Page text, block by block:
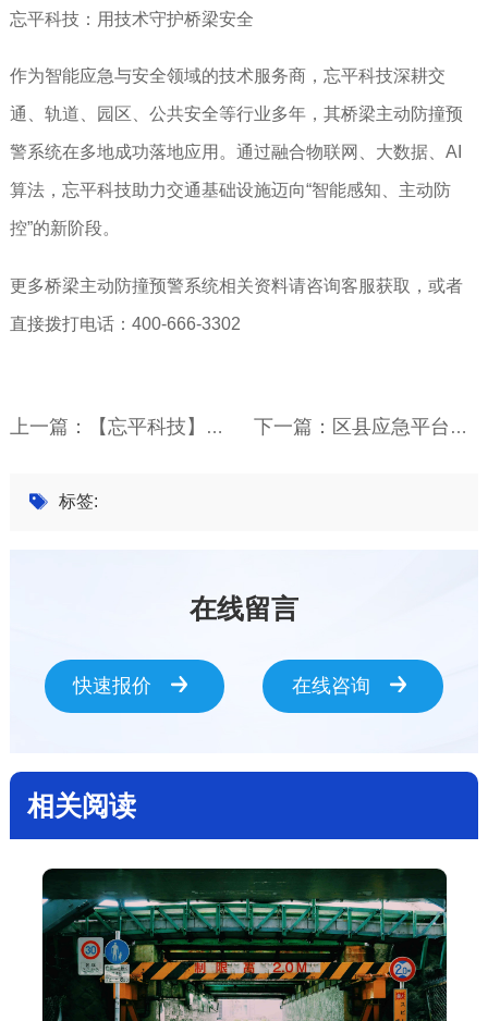
忘平科技：用技术守护桥梁安全
作为智能应急与安全领域的技术服务商，忘平科技深耕交
通、轨道、园区、公共安全等行业多年，其桥梁主动防撞预
警系统在多地成功落地应用。通过融合物联网、大数据、AI
算法，忘平科技助力交通基础设施迈向“智能感知、主动防
控”的新阶段。
更多桥梁主动防撞预警系统相关资料请咨询客服获取，或者
直接拨打电话：400-666-3302
上一篇：【忘平科技】首批！国铁南昌局鹰潭工务段入选铁路限高架防碰撞预警系统建设试点站段! 下一篇：区县应急平台：建立高效智能的基层应急管理系统_忘平科技
标签:
在线留言
快速报价 在线咨询
相关阅读